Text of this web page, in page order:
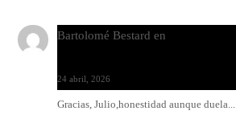
Bartolomé Bestard en
24 abril, 2026
Gracias, Julio,honestidad aunque duela...